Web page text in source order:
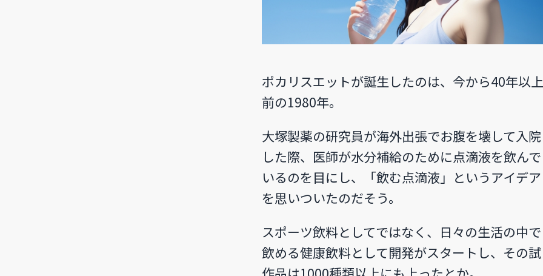
ポカリスエットが誕生したのは、今から40年以上
前の1980年。
大塚製薬の研究員が海外出張でお腹を壊して入院
した際、医師が水分補給のために点滴液を飲んで
いるのを目にし、「飲む点滴液」というアイデア
を思いついたのだそう。
スポーツ飲料としてではなく、日々の生活の中で
飲める健康飲料として開発がスタートし、その試